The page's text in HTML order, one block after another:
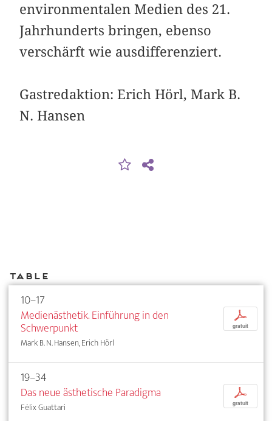
environmentalen Medien des 21.
Jahrhunderts bringen, ebenso
verschärft wie ausdifferenziert.
Gastredaktion: Erich Hörl, Mark B.
N. Hansen
Table
10–17
Medienästhetik. Einführung in den
Schwerpunkt
Mark B. N. Hansen, Erich Hörl
p
gratuit
19–34
Das neue ästhetische Paradigma
Félix Guattari
p
gratuit